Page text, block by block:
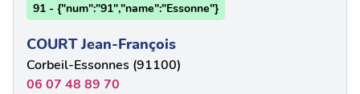
91 - {"num":"91","name":"Essonne"}
COURT Jean-François
Corbeil-Essonnes (91100)
06 07 48 89 70